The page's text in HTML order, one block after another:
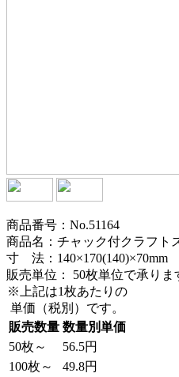
商品番号：No.51164
商品名：チャック付クラフト
寸 法：140×170(140)×70mm
販売単位：
50枚単位で承りま
※上記は1枚あたりの
単価（税別）です。
販売数量 数量別単価
50枚～
56.5円
100枚～
49.8円